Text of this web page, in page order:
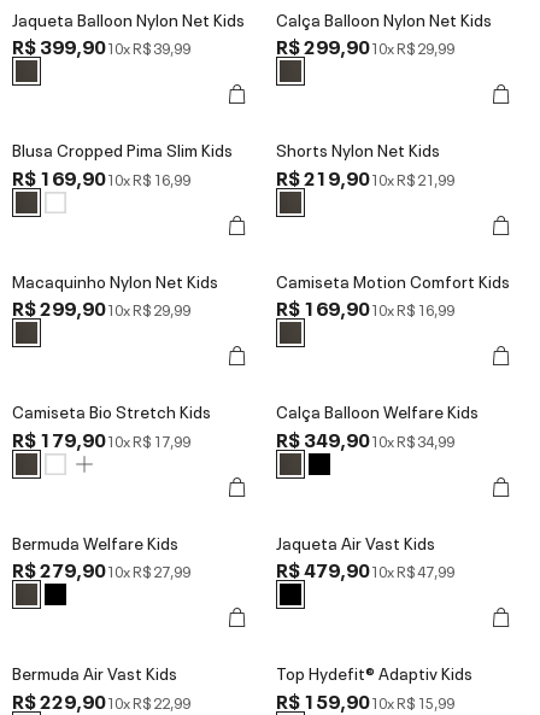
Jaqueta Balloon Nylon Net Kids
R$ 399,9010xR$ 39,99
Calça Balloon Nylon Net Kids
R$ 299,9010xR$ 29,99
Blusa Cropped Pima Slim Kids
R$ 169,9010xR$ 16,99
Shorts Nylon Net Kids
R$ 219,9010xR$ 21,99
Macaquinho Nylon Net Kids
R$ 299,9010xR$ 29,99
Camiseta Motion Comfort Kids
R$ 169,9010xR$ 16,99
Camiseta Bio Stretch Kids
R$ 179,9010xR$ 17,99
Calça Balloon Welfare Kids
R$ 349,9010xR$ 34,99
Bermuda Welfare Kids
R$ 279,9010xR$ 27,99
Jaqueta Air Vast Kids
R$ 479,9010xR$ 47,99
Bermuda Air Vast Kids
R$ 229,9010xR$ 22,99
Top Hydefit® Adaptiv Kids
R$ 159,9010xR$ 15,99